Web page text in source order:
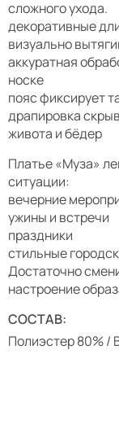
сложного ухода.
декоративные
визуально
аккуратная
носке
пояс фиксирует
драпировка
живота и бёдер
Платье «Муза»
ситуации:
вечерние
ужины и встречи
праздники
стильные
Достаточно
настроение
СОСТАВ:
Полиэстер 80% /